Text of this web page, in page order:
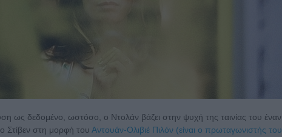
ως δεδομένο, ωστόσο, ο Ντολάν βάζει στην ψυχή της ταινίας του έναν
Στίβεν στη μορφή του Αντουάν-Ολιβιέ Πιλόν (είναι ο πρωταγωνιστής του